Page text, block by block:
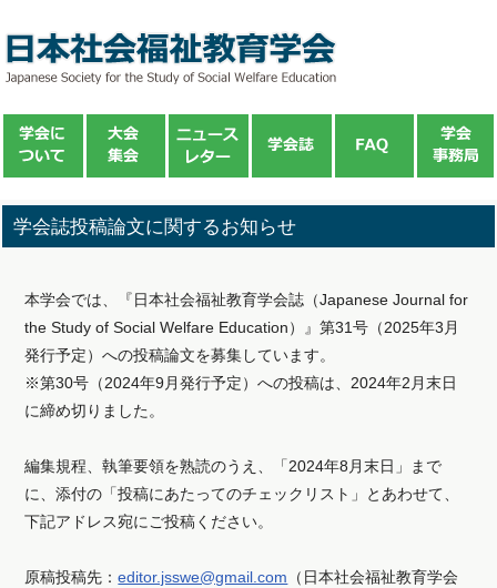
学会誌投稿論文に関するお知らせ
本学会では、『日本社会福祉教育学会誌（Japanese Journal for
the Study of Social Welfare Education）』第31号（2025年3月
発行予定）への投稿論文を募集しています。
※第30号（2024年9月発行予定）への投稿は、2024年2月末日
に締め切りました。
編集規程、執筆要領を熟読のうえ、「2024年8月末日」まで
に、添付の「投稿にあたってのチェックリスト」とあわせて、
下記アドレス宛にご投稿ください。
原稿投稿先：editor.jsswe@gmail.com （日本社会福祉教育学会